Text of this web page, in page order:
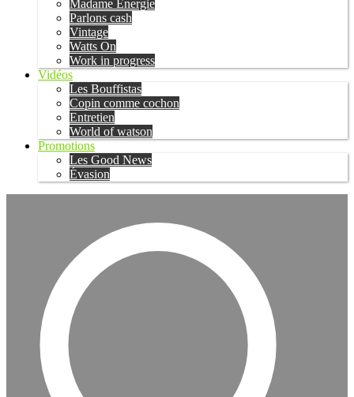
Madame Energie
Parlons cash
Vintage
Watts On
Work in progress
Vidéos
Les Bouffistas
Copin comme cochon
Entretien
World of watson
Promotions
Les Good News
Évasion